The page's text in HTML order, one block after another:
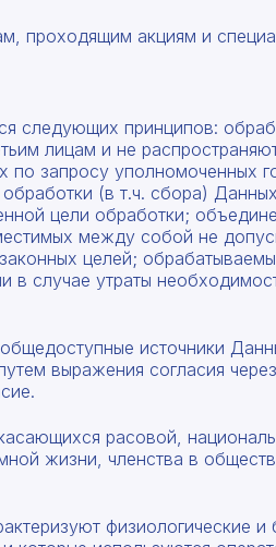
проходящим акциям и
следующих принципов:
лицам и не
запросу уполномоченных
(в т.ч. сбора)
цели обработки;
между собой не
целей;
случае утраты
источники
выражения согласия
расовой,
жизни, членства в
физиологические